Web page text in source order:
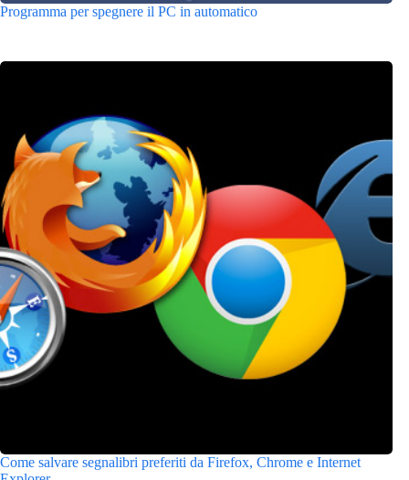
Programma per spegnere il PC in automatico
Come salvare segnalibri preferiti da Firefox, Chrome e Internet